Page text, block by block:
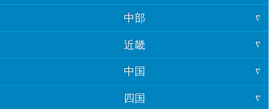
青森
岩手
宮城
秋田
東京
神奈川
埼玉
千葉
中部
福井
石川
富山
近畿
大阪
京都
中国
山口
四国